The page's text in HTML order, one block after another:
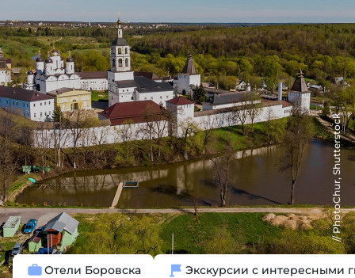
Отели Боровска Экскурсии с интересными
PhotoChur, Shutterstock